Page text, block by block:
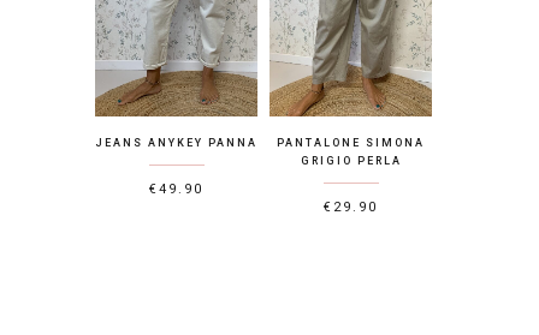
JEANS ANYKEY PANNA
€ 49.90
PANTALONE SIMONA
GRIGIO PERLA
€ 29.90